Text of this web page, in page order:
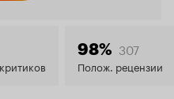
98% 307
Полож. рецензии